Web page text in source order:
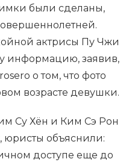
были сделаны,
актрисы Пу Чжи
информацию, заявив,
о том, что фото
возрасте девушки.
Су Хён и Ким Сэ Рон
юристы объяснили:
доступе еще до